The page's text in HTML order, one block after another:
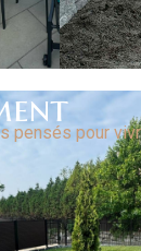
pensés pour